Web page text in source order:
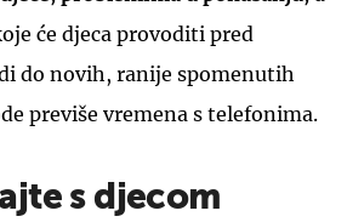
će djeca provoditi pred
do novih, ranije spomenutih
previše vremena s telefonima.
s djecom